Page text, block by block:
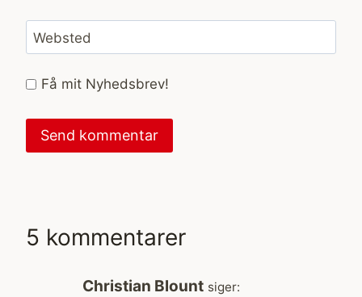
Websted
Få mit Nyhedsbrev!
5 kommentarer
Christian Blount siger: